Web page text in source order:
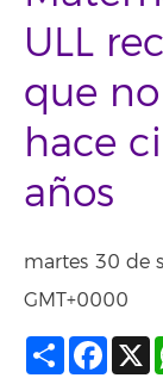
ULL
que
hace
años
martes 30 de
GMT+0000
CompartirX